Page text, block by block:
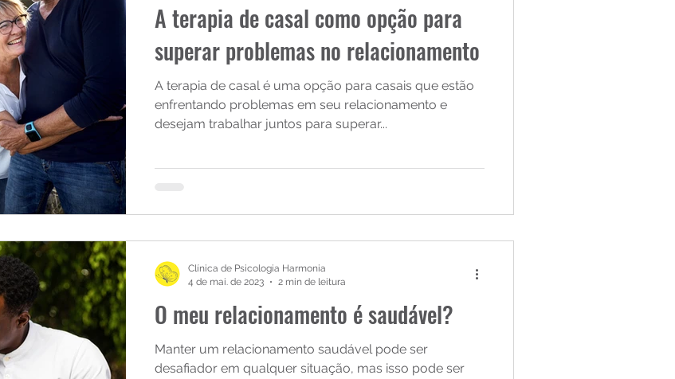
A terapia de casal como opção para
superar problemas no relacionamento
A terapia de casal é uma opção para casais que estão
enfrentando problemas em seu relacionamento e
desejam trabalhar juntos para superar...
O meu relacionamento é saudável?
Manter um relacionamento saudável pode ser
desafiador em qualquer situação, mas isso pode ser
Clínica de Psicologia Harmonia
4 de mai. de 2023
2 min de leitura